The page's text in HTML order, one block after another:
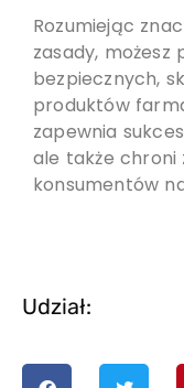
Rozumiejąc
zasady, możesz
bezpiecznych,
produktów
zapewnia
ale także chroni
konsumentów
Udział: